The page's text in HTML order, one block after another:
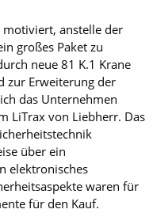
motiviert, anstelle der
großes Paket zu
neue 81 K.1 Krane
zur Erweiterung der
das Unternehmen
LiTrax von Liebherr. Das
über ein
elektronisches
waren für
für den Kauf.